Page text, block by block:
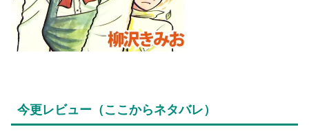
今更レビュー（ここからネタバレ）